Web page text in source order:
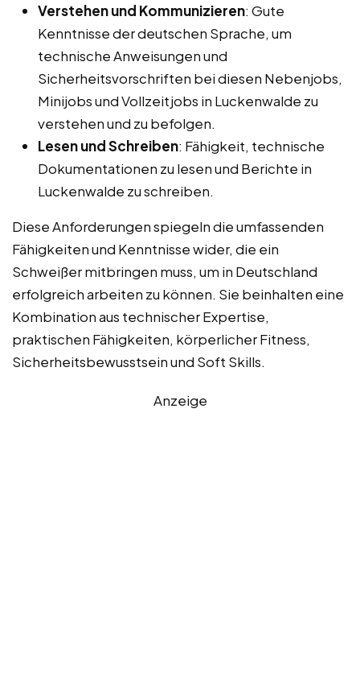
Verstehen und Kommunizieren: Gute
Kenntnisse der deutschen Sprache, um
technische Anweisungen und
Sicherheitsvorschriften bei diesen Nebenjobs,
Minijobs und Vollzeitjobs in Luckenwalde zu
verstehen und zu befolgen.
Lesen und Schreiben: Fähigkeit, technische
Dokumentationen zu lesen und Berichte in
Luckenwalde zu schreiben.
Diese Anforderungen spiegeln die umfassenden
Fähigkeiten und Kenntnisse wider, die ein
Schweißer mitbringen muss, um in Deutschland
erfolgreich arbeiten zu können. Sie beinhalten eine
Kombination aus technischer Expertise,
praktischen Fähigkeiten, körperlicher Fitness,
Sicherheitsbewusstsein und Soft Skills.
Anzeige